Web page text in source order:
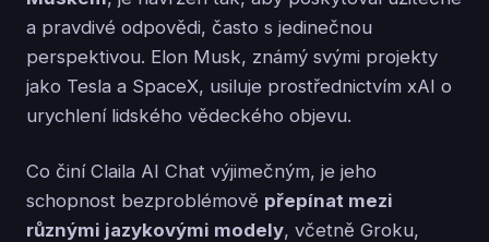
a pravdivé odpovědi, často s jedinečnou
perspektivou. Elon Musk, známý svými projekty
jako Tesla a SpaceX, usiluje prostřednictvím xAI o
urychlení lidského vědeckého objevu.
Co činí Claila AI Chat výjimečným, je jeho
schopnost bezproblémově přepínat mezi
různými jazykovými modely, včetně Groku,